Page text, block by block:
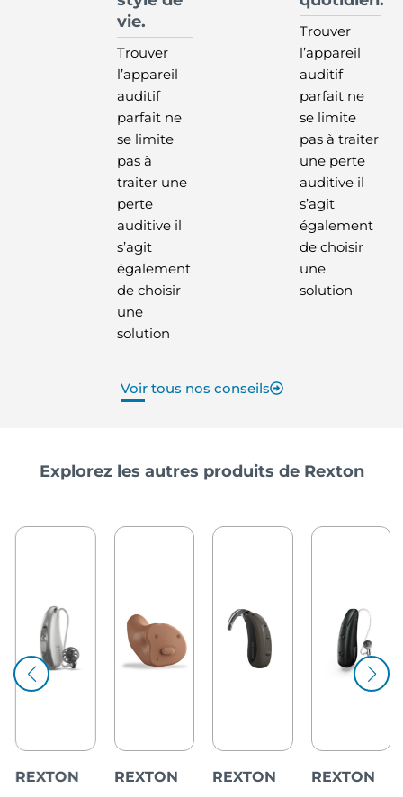
vie.
Trouver
l’appareil
auditif
parfait ne
se limite
pas à
traiter une
perte
auditive il
s’agit
également
de choisir
une
solution
Trouver
l’appareil
auditif
parfait ne
se limite
pas à traiter
une perte
auditive il
s’agit
également
de choisir
une
solution
Voir tous nos conseils
Explorez les autres produits de Rexton
REXTON
REXTON
REXTON
REXTON